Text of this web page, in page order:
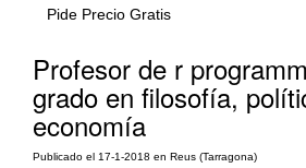
Pide Precio Gratis
Profesor de r
grado en filosofía,
economía
Publicado el 17-1-2018 en Reus (Tarragona)